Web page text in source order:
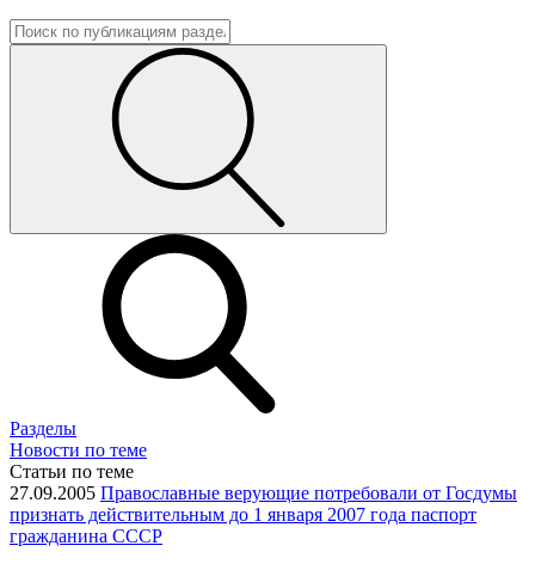
Разделы
Новости по теме
Статьи по теме
27.09.2005 Православные верующие потребовали от Госдумы
признать действительным до 1 января 2007 года паспорт
гражданина СССР